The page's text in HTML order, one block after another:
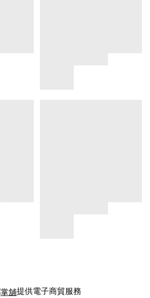
提供電子商貿服務